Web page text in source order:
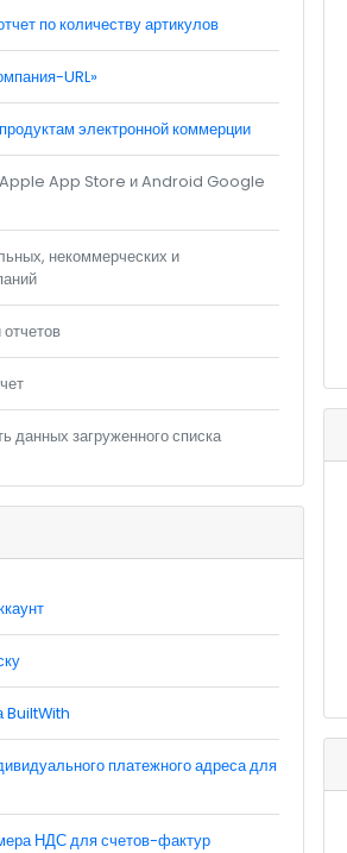
по количеству артикулов
URL»
электронной коммерции
Apple App Store и Android Google
некоммерческих и
данных загруженного списка
BuiltWith
платежного адреса для
НДС для счетов-фактур